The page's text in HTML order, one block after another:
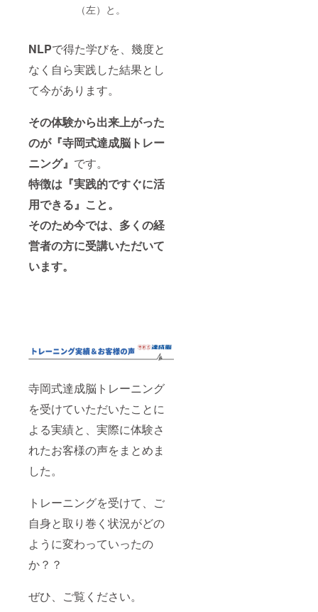
（左）と。
NLPで得た学びを、幾度と
なく自ら実践した結果とし
て今があります。
その体験から出来上がった
のが『寺岡式達成脳トレー
ニング』 です。
特徴は『実践的ですぐに活
用できる』こと。
そのため今では、多くの経
営者の方に受講いただいて
います。
寺岡式達成脳トレーニング
を受けていただいたことに
よる実績と、実際に体験さ
れたお客様の声をまとめま
した。
トレーニングを受けて、ご
自身と取り巻く状況がどの
ように変わっていったの
か？？
ぜひ、ご覧ください。